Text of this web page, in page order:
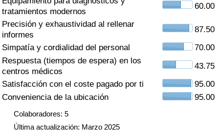
tratamientos modernos
60.00
Precisión y exhaustividad al rellenar
informes
87.50
Simpatía y cordialidad del personal
70.00
Respuesta (tiempos de espera) en los
centros médicos
43.75
Satisfacción con el coste pagado por ti
95.00
Conveniencia de la ubicación
95.00
Colaboradores: 5
Última actualización: Marzo 2025
Índice de criminalidad por país
Sanidad
Índice de Sanidad (Actual)
Índice de Sanidad
Contaminación